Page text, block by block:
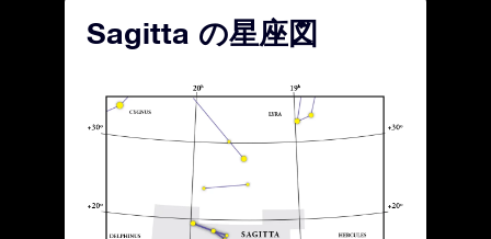
Sagitta の星座図